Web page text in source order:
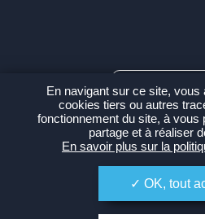
Espace
Politique de
En navigant sur ce site, vous
cookies tiers ou autres
fonctionnement du site, à vous
partage et à réaliser
En savoir plus sur la
OK, tout